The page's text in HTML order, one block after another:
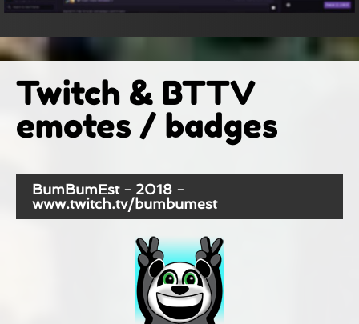
Twitch & BTTV
emotes / badges
BumBumEst - 2018 -
www.twitch.tv/bumbumest